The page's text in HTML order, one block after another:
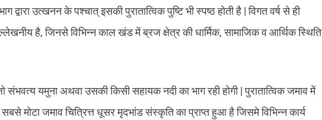
द्वारा उत्खनन के पश्चात् इसकी पुरातात्विक पुष्टि भी स्पष्ठ होती है | विगत वर्ष से ही
है, जिनसे विभिन्न काल खंड में ब्रज क्षेत्र की धार्मिक, सामाजिक व आर्थिक स्थिति
यमुना अथवा उसकी किसी सहायक नदी का भाग रही होगी | पुरातात्विक जमाव में
मोटा जमाव चित्रित्त धूसर मृदभांड संस्कृति का प्राप्त हुआ है जिसमे विभिन्न कार्य